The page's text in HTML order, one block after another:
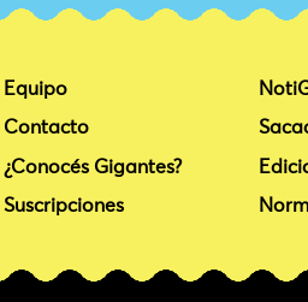
Equipo
Contacto
¿Conocés Gigantes?
Suscripciones